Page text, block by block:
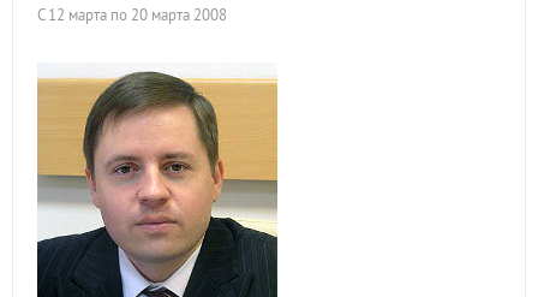
С 12 марта по 20 марта 2008